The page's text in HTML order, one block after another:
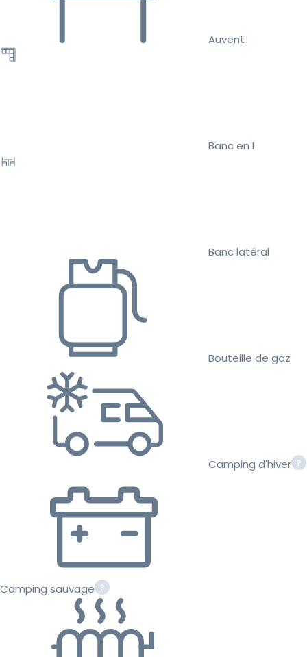
Auvent
Banc en L
Banc latéral
Bouteille de gaz
Camping d'hiver
Camping sauvage